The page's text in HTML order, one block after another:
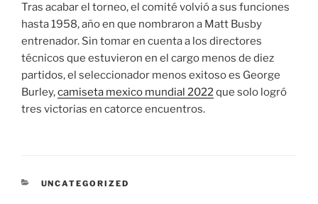
Tras acabar el torneo, el comité volvió a sus funciones
hasta 1958, año en que nombraron a Matt Busby
entrenador. Sin tomar en cuenta a los directores
técnicos que estuvieron en el cargo menos de diez
partidos, el seleccionador menos exitoso es George
Burley,camiseta mexico mundial 2022que solo logró
tres victorias en catorce encuentros.
CATEGORÍAS
UNCATEGORIZED